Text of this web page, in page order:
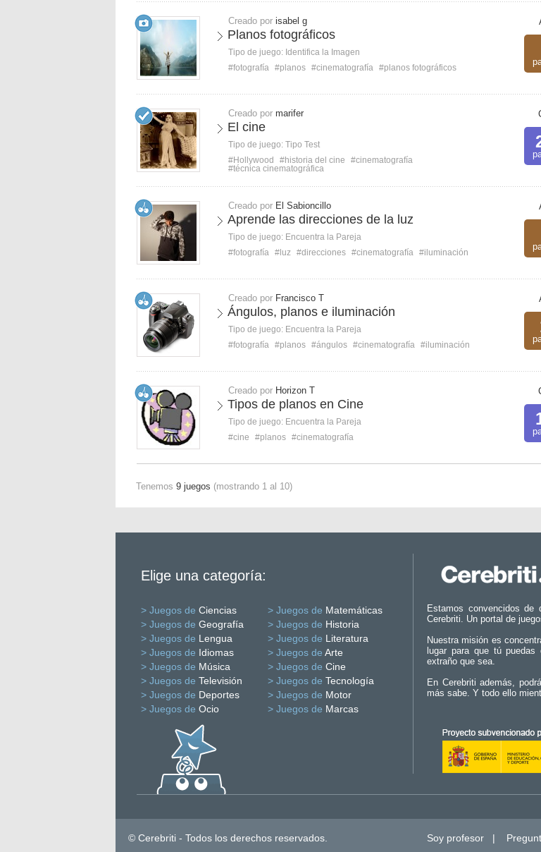
Creado por isabel g
Planos fotográficos
Tipo de juego: Identifica la Imagen
#fotografía #planos #cinematografía #planos fotográficos
Creado por marifer
El cine
Tipo de juego: Tipo Test
#Hollywood
#historia del cine
#cinematografía
#técnica cinematográfica
Creado por El Sabioncillo
Aprende las direcciones de la luz
Tipo de juego: Encuentra la Pareja
#fotografía #luz #direcciones #cinematografía #iluminación
Creado por Francisco T
Ángulos, planos e iluminación
Tipo de juego: Encuentra la Pareja
#fotografía #planos #ángulos #cinematografía #iluminación
Creado por Horizon T
Tipos de planos en Cine
Tipo de juego: Encuentra la Pareja
#cine
#planos #cinematografía
Tenemos 9 juegos (mostrando 1 al 10)
Elige una categoría:
> Juegos de Ciencias > Juegos de Matemáticas
> Juegos de Geografía > Juegos de Historia
> Juegos de Lengua > Juegos de Literatura
> Juegos de Idiomas > Juegos de Arte
> Juegos de Música > Juegos de Cine
> Juegos de Televisión > Juegos de Tecnología
> Juegos de Deportes > Juegos de Motor
> Juegos de Ocio > Juegos de Marcas
Estamos convencidos
Cerebriti. Un portal de
Nuestra misión es
lugar para que tú
extraño que sea.
En Cerebriti además,
más sabe. Y todo ello
© Cerebriti - Todos los derechos reservados. Soy profesor |